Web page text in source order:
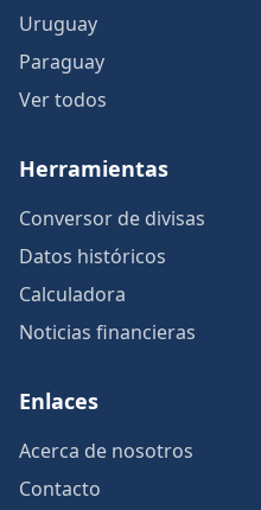
Uruguay
Paraguay
Ver todos
Herramientas
Conversor de divisas
Datos históricos
Calculadora
Noticias financieras
Enlaces
Acerca de nosotros
Contacto